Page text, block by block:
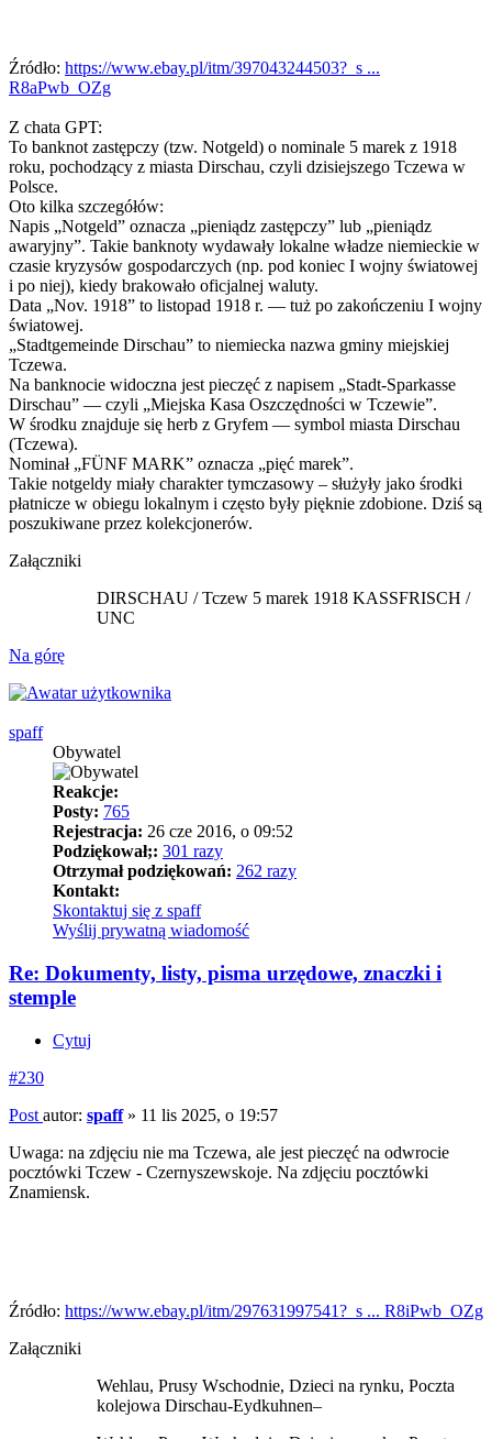
Źródło: https://www.ebay.pl/itm/397043244503?_s ...
R8aPwb_OZg
Z chata GPT:
To banknot zastępczy (tzw. Notgeld) o nominale 5 marek z 1918
roku, pochodzący z miasta Dirschau, czyli dzisiejszego Tczewa w
Polsce.
Oto kilka szczegółów:
Napis „Notgeld” oznacza „pieniądz zastępczy” lub „pieniądz
awaryjny”. Takie banknoty wydawały lokalne władze niemieckie w
czasie kryzysów gospodarczych (np. pod koniec I wojny światowej
i po niej), kiedy brakowało oficjalnej waluty.
Data „Nov. 1918” to listopad 1918 r. — tuż po zakończeniu I wojny
światowej.
„Stadtgemeinde Dirschau” to niemiecka nazwa gminy miejskiej
Tczewa.
Na banknocie widoczna jest pieczęć z napisem „Stadt-Sparkasse
Dirschau” — czyli „Miejska Kasa Oszczędności w Tczewie”.
W środku znajduje się herb z Gryfem — symbol miasta Dirschau
(Tczewa).
Nominał „FÜNF MARK” oznacza „pięć marek”.
Takie notgeldy miały charakter tymczasowy – służyły jako środki
płatnicze w obiegu lokalnym i często były pięknie zdobione. Dziś są
poszukiwane przez kolekcjonerów.
Załączniki
DIRSCHAU / Tczew 5 marek 1918 KASSFRISCH /
UNC
Na górę
spaff
Obywatel
Reakcje:
Posty: 765
Rejestracja: 26 cze 2016, o 09:52
Podziękował;: 301 razy
Otrzymał podziękowań: 262 razy
Kontakt:
Skontaktuj się z spaff
Wyślij prywatną wiadomość
Re: Dokumenty, listy, pisma urzędowe, znaczki i
stemple
Cytuj
#230
Post autor: spaff» 11 lis 2025, o 19:57
Uwaga: na zdjęciu nie ma Tczewa, ale jest pieczęć na odwrocie
pocztówki Tczew - Czernyszewskoje. Na zdjęciu pocztówki
Znamiensk.
Źródło: https://www.ebay.pl/itm/297631997541?_s ... R8iPwb_OZg
Załączniki
Wehlau, Prusy Wschodnie, Dzieci na rynku, Poczta
kolejowa Dirschau-Eydkuhnen–